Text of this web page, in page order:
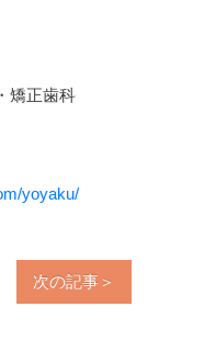
矯正歯科
yoyaku/
次の記事＞